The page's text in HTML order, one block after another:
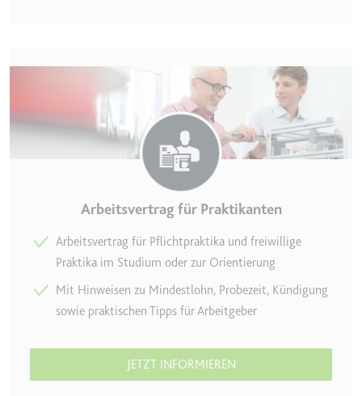
Arbeitsvertrag für Praktikanten
Arbeitsvertrag für Pflichtpraktika und freiwillige
Praktika im Studium oder zur Orientierung
Mit Hinweisen zu Mindestlohn, Probezeit, Kündigung
sowie praktischen Tipps für Arbeitgeber
JETZT INFORMIEREN